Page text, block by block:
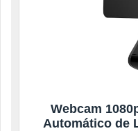
Webcam
Automático de